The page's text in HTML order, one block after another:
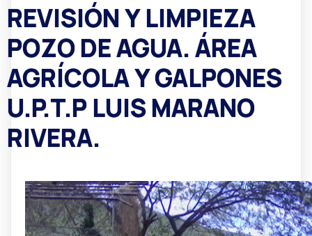
REVISIÓN Y LIMPIEZA
POZO DE AGUA. ÁREA
AGRÍCOLA Y GALPONES
U.P.T.P LUIS MARANO
RIVERA.